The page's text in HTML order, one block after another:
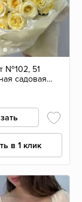
№102, 51
садовая
в 1 клик